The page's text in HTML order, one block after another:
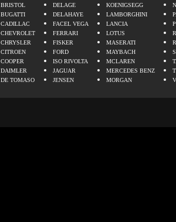
BRISTOL
BUGATTI
CADILLAC
CHEVROLET
CHRYSLER
CITROEN
COOPER
DAIMLER
DE TOMASO
DELAGE
DELAHAYE
FACEL VEGA
FERRARI
FISKER
FORD
ISO RIVOLTA
JAGUAR
JENSEN
KOENIGSEGG
LAMBORGHINI
LANCIA
LOTUS
MASERATI
MAYBACH
MCLAREN
MERCEDES BENZ
MORGAN